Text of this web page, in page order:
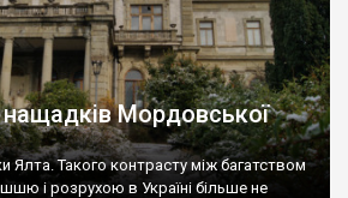
Мордовської
Ялта. Такого контрасту між багатством
і розрухою в Україні більше не